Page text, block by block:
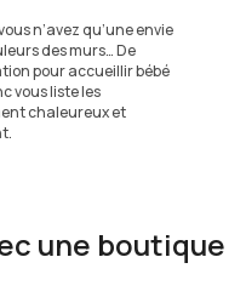
n’avez qu’une envie
des murs… De
pour accueillir bébé
vous liste les
chaleureux et
une boutique